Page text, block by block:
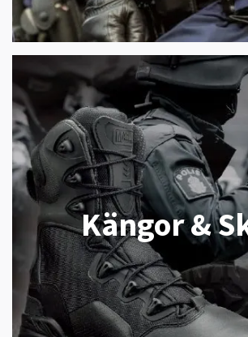
Kängor &